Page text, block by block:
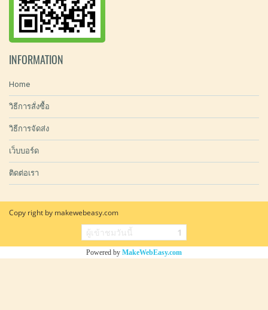
INFORMATION
Home
วิธีการสั่งซื้อ
วิธีการจัดส่ง
เว็บบอร์ด
ติดต่อเรา
Copy right by makewebeasy.com
ผู้เข้าชมวันนี้ 1
Powered by MakeWebEasy.com